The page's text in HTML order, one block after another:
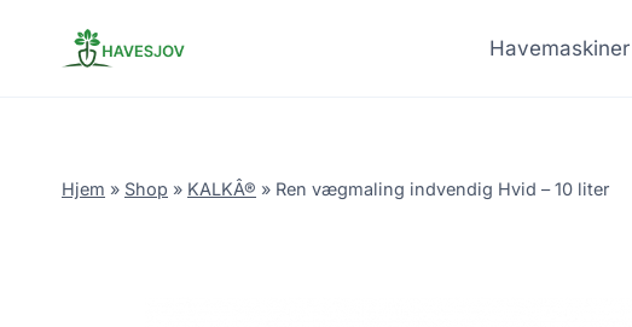
Havemaskiner
Hjem » Shop » KALKÂ® » Ren vægmaling indvendig Hvid – 10 liter